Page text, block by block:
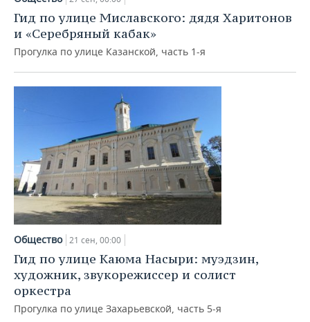
Гид по улице Миславского: дядя Харитонов
и «Серебряный кабак»
Прогулка по улице Казанской, часть 1-я
Общество 21 сен, 00:00
Гид по улице Каюма Насыри: муэдзин,
художник, звукорежиссер и солист
оркестра
Прогулка по улице Захарьевской, часть 5-я